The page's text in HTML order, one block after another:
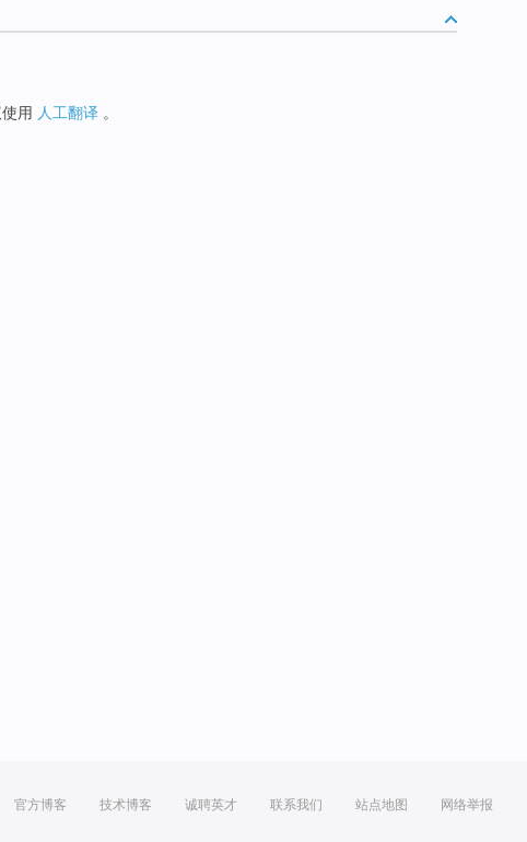
用 人工翻译 。
官方博客 技术博客 诚聘英才 联系我们 站点地图 网络举报